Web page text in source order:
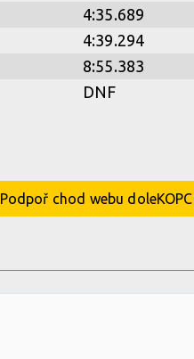
4:35.689
4:39.294
8:55.383
DNF
Podpoř chod webu